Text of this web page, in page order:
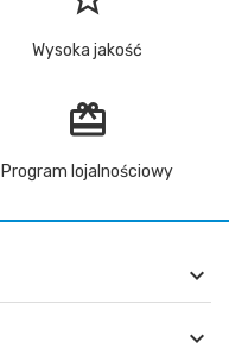
Wysoka jakość
redeem
Program lojalnościowy

